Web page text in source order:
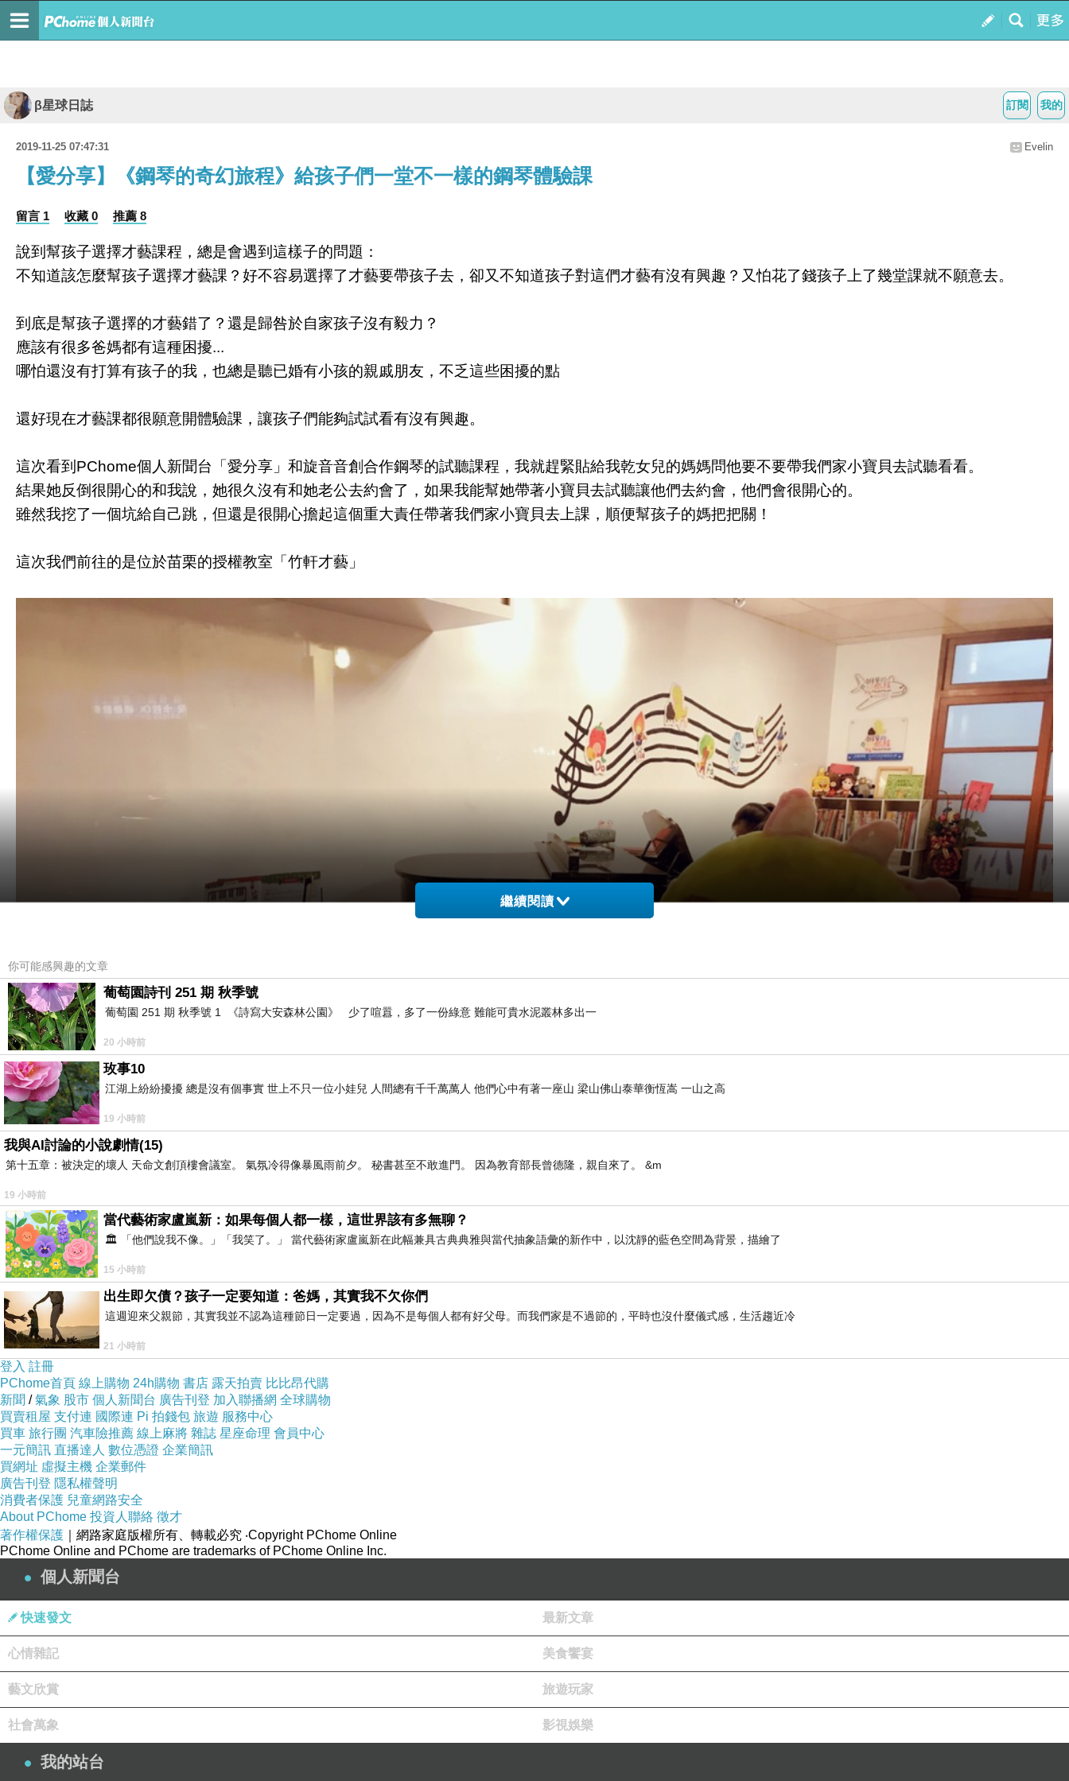
我的
訂閱
β星球日誌
2019-11-25 07:47:31 Evelin
【愛分享】《鋼琴的奇幻旅程》給孩子們一堂不一樣的鋼琴體驗課
留言 1 收藏 0 推薦 8
說到幫孩子選擇才藝課程，總是會遇到這樣子的問題：
不知道該怎麼幫孩子選擇才藝課？好不容易選擇了才藝要帶孩子去，卻又不知道孩子對這們才藝有沒有興趣？又怕花了錢孩子上了幾堂課就不願意去。
到底是幫孩子選擇的才藝錯了？還是歸咎於自家孩子沒有毅力？
應該有很多爸媽都有這種困擾...
哪怕還沒有打算有孩子的我，也總是聽已婚有小孩的親戚朋友，不乏這些困擾的點
還好現在才藝課都很願意開體驗課，讓孩子們能夠試試看有沒有興趣。
這次看到PChome個人新聞台「愛分享」和旋音音創合作鋼琴的試聽課程，我就趕緊貼給我乾女兒的媽媽問他要不要帶我們家小寶貝去試聽看看。
結果她反倒很開心的和我說，她很久沒有和她老公去約會了，如果我能幫她帶著小寶貝去試聽讓他們去約會，他們會很開心的。
雖然我挖了一個坑給自己跳，但還是很開心擔起這個重大責任帶著我們家小寶貝去上課，順便幫孩子的媽把把關！
這次我們前往的是位於苗栗的授權教室「竹軒才藝」
在進入教室前，就看到教室的櫥窗貼著超可愛的小恐龍在彈著鋼琴，第一眼就吸引住我們家小寶貝的興趣。
繼續閱讀
你可能感興趣的文章
葡萄園詩刊 251 期 秋季號
葡萄園 251 期 秋季號 1 《詩寫大安森林公園》 少了喧囂，多了一份綠意 難能可貴水泥叢林多出一
20 小時前
玫事10
江湖上紛紛擾擾 總是沒有個事實 世上不只一位小娃兒 人間總有千千萬萬人 他們心中有著一座山 梁山佛山泰華衡恆嵩 一山之高
19 小時前
我與AI討論的小說劇情(15)
第十五章：被決定的壞人 天命文創頂樓會議室。 氣氛冷得像暴風雨前夕。 秘書甚至不敢進門。 因為教育部長曾德隆，親自來了。 &m
19 小時前
當代藝術家盧嵐新：如果每個人都一樣，這世界該有多無聊？
🏛️ 「他們說我不像。」「我笑了。」 當代藝術家盧嵐新在此幅兼具古典典雅與當代抽象語彙的新作中，以沈靜的藍色空間為背景，描繪了
15 小時前
出生即欠債？孩子一定要知道：爸媽，其實我不欠你們
這週迎來父親節，其實我並不認為這種節日一定要過，因為不是每個人都有好父母。而我們家是不過節的，平時也沒什麼儀式感，生活趨近冷
21 小時前
登入 註冊
PChome首頁 線上購物 24h購物 書店 露天拍賣 比比昂代購
新聞 /氣象 股市 個人新聞台 廣告刊登 加入聯播網 全球購物
買賣租屋 支付連 國際連 Pi 拍錢包 旅遊 服務中心
買車 旅行團 汽車險推薦 線上麻將 雜誌 星座命理 會員中心
一元簡訊 直播達人 數位憑證 企業簡訊
買網址 虛擬主機 企業郵件
廣告刊登 隱私權聲明
消費者保護 兒童網路安全
About PChome 投資人聯絡 徵才
著作權保護 ｜網路家庭版權所有、轉載必究 ‧Copyright PChome Online
PChome Online and PChome are trademarks of PChome Online Inc.
個人新聞台
快速發文 最新文章
心情雜記 美食饗宴
藝文欣賞 旅遊玩家
社會萬象 影視娛樂
我的站台